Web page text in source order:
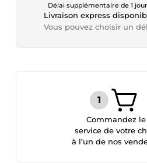
Délai supplémentaire de 1 jour
Livraison express
Vous pouvez choisir un
Commandez le
service de votre
à l’un de nos